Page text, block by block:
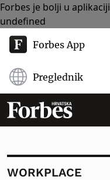
Forbes je bolji u aplikaciji
undefined
Forbes App
Preglednik
WORKPLACE